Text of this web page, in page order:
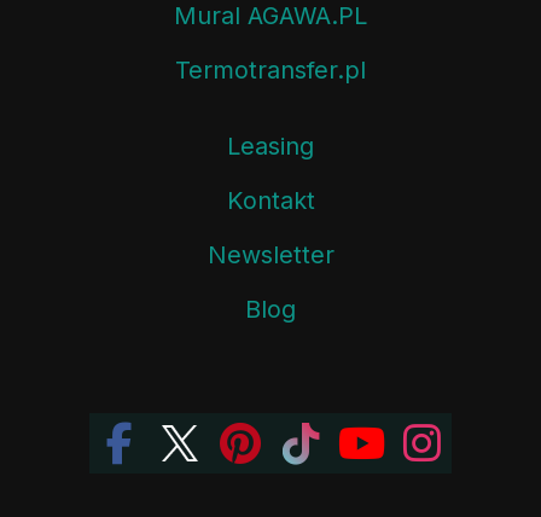
Mural AGAWA.PL
Termotransfer.pl
Leasing
Kontakt
Newsletter
Blog